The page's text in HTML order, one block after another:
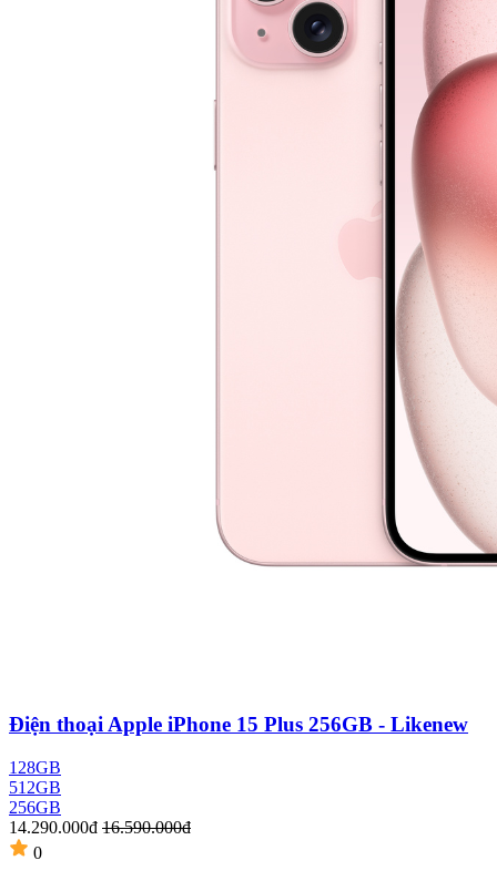
Điện thoại Apple iPhone 15 Plus 256GB - Likenew
128GB
512GB
256GB
14.290.000đ 16.590.000đ
0